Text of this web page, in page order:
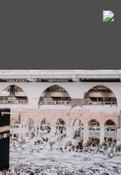
تخطي
إلى